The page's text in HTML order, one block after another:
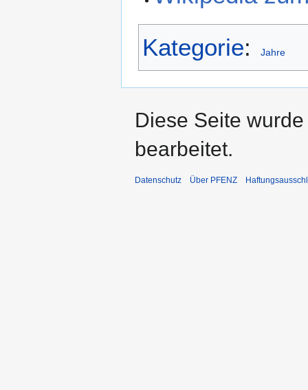
Kategorie: Jahre
Diese Seite
bearbeitet.
Datenschutz Über PFENZ